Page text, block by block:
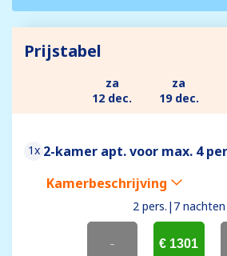
Prijstabel
za
12 dec.
za
19 dec.
1x 2-kamer apt. voor max. 4
Kamerbeschrijving
2 pers. | 7 nachten
- € 1301